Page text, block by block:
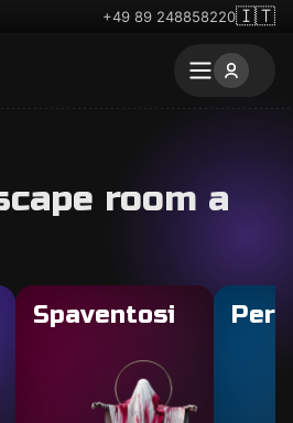
+49 89 248858220🇮🇹
room a
Spaventosi Per